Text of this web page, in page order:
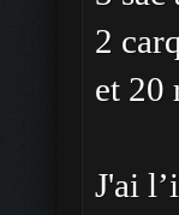
2
et 20
J'ai